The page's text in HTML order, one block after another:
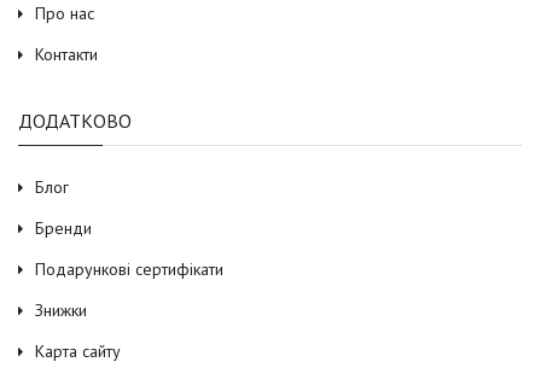
Про нас
Контакти
ДОДАТКОВО
Блог
Бренди
Подарункові сертифікати
Знижки
Карта сайту